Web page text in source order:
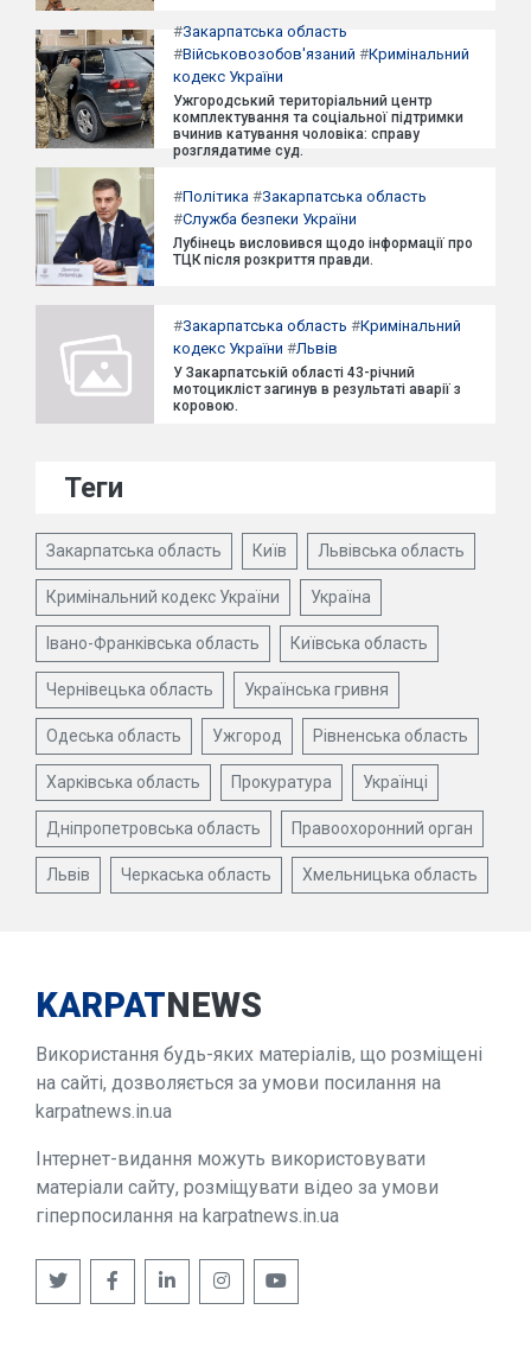
#Закарпатська область
#Військовозобов'язаний #Кримінальний
кодекс України
Ужгородський територіальний центр
комплектування та соціальної підтримки
вчинив катування чоловіка: справу
розглядатиме суд.
#Політика #Закарпатська область
#Служба безпеки України
Лубінець висловився щодо інформації про
ТЦК після розкриття правди.
#Закарпатська область #Кримінальний
кодекс України #Львів
У Закарпатській області 43-річний
мотоцикліст загинув в результаті аварії з
коровою.
Теги
Закарпатська область Київ Львівська область
Кримінальний кодекс України Україна
Івано-Франківська область Київська область
Чернівецька область Українська гривня
Одеська область Ужгород Рівненська область
Харківська область Прокуратура Українці
Дніпропетровська область Правоохоронний орган
Львів Черкаська область Хмельницька область
KARPATNEWS
Використання будь-яких матеріалів, що розміщені
на сайті, дозволяється за умови посилання на
karpatnews.in.ua
Інтернет-видання можуть використовувати
матеріали сайту, розміщувати відео за умови
гіперпосилання на karpatnews.in.ua